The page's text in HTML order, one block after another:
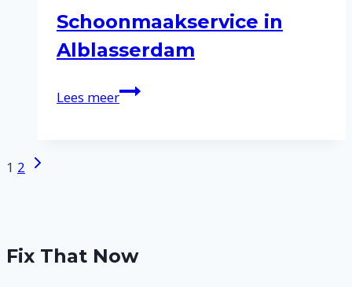
Schoonmaakservice in
Alblasserdam
Lees meerSchoonmaakservice
Paginanavigatie
1 2 Volgende
Fix That Now